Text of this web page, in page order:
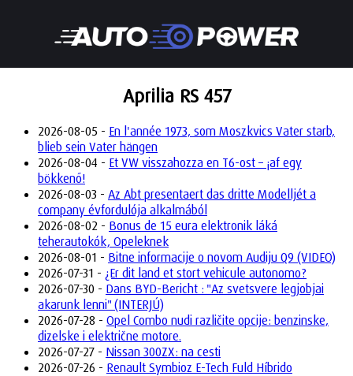
Aprilia RS 457
2026-08-05 - En l'année 1973, som Moszkvics Vater starb,
blieb sein Vater hängen
2026-08-04 - Et VW visszahozza en T6-ost – ¡af egy
bökkenő!
2026-08-03 - Az Abt presentaert das dritte Modelljét a
company évfordulója alkalmából
2026-08-02 - Bonus de 15 eura elektronik láká
teherautokók, Opeleknek
2026-08-01 - Bitne informacije o novom Audiju Q9 (VIDEO)
2026-07-31 - ¿Er dit land et stort vehicule autonomo?
2026-07-30 - Dans BYD-Bericht : "Az svetsvere legjobjai
akarunk lenni" (INTERJÚ)
2026-07-28 - Opel Combo nudi različite opcije: benzinske,
dizelske i električne motore.
2026-07-27 - Nissan 300ZX: na cesti
2026-07-26 - Renault Symbioz E-Tech Fuld Híbrido